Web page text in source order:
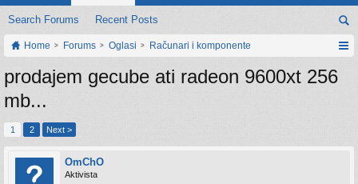
Search Forums Recent Posts
Home Forums Oglasi Računari i komponente
prodajem gecube ati radeon 9600xt 256
mb...
1 2 Next >
OmChO
Aktivista